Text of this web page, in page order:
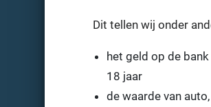
Dit tellen wij onder
het geld op de
18 jaar
de waarde van